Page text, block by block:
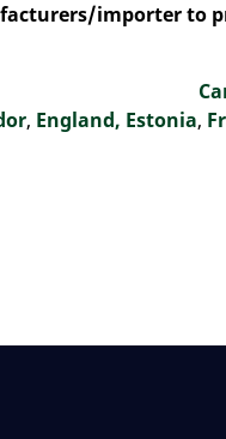
importer to
, England, Estonia,